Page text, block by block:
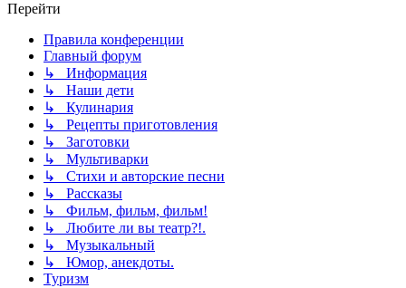
Перейти
Правила конференции
Главный форум
↳ Информация
↳ Наши дети
↳ Кулинария
↳ Рецепты приготовления
↳ Заготовки
↳ Мультиварки
↳ Стихи и авторские песни
↳ Рассказы
↳ Фильм, фильм, фильм!
↳ Любите ли вы театр?!.
↳ Музыкальный
↳ Юмор, анекдоты.
Туризм